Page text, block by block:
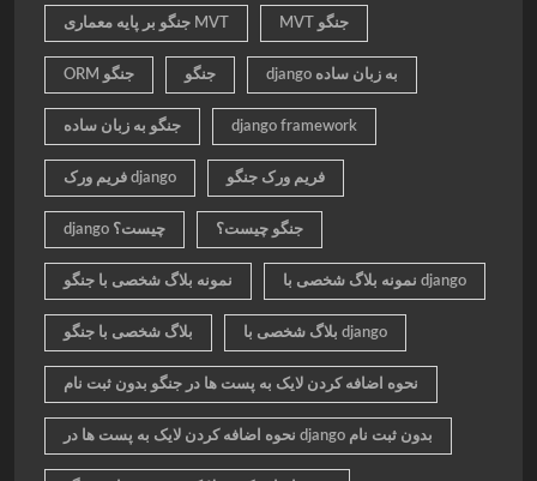
جنگو بر پایه معماری MVT MVT جنگو
ORM جنگو جنگو django به زبان ساده
جنگو به زبان ساده django framework
فریم ورک django فریم ورک جنگو
django چیست؟ جنگو چیست؟
نمونه بلاگ شخصی با جنگو نمونه بلاگ شخصی با django
بلاگ شخصی با جنگو بلاگ شخصی با django
نحوه اضافه کردن لایک به پست ها در جنگو بدون ثبت نام
نحوه اضافه کردن لایک به پست ها در django بدون ثبت نام